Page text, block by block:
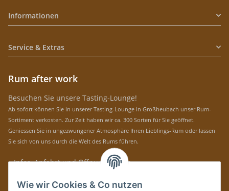
Informationen
Service & Extras
Rum after work
Besuchen Sie unsere Tasting-Lounge!
Ab sofort können Sie in unserer Tasting-Lounge in Großheubach unser Rum-
Sortiment verkosten. Zur Zeit haben wir ca. 300 Sorten für Sie geöffnet.
Geniessen Sie in ungezwungener Atmosphäre Ihren Lieblings-Rum oder lassen
Sie sich von uns durch die Welt des Rums führen.
» Infos, Anfahrt und Öffnungszeiten
Immer auf dem Laufenden mit unseren aktuellen Rum-News!
Wie wir Cookies & Co nutzen